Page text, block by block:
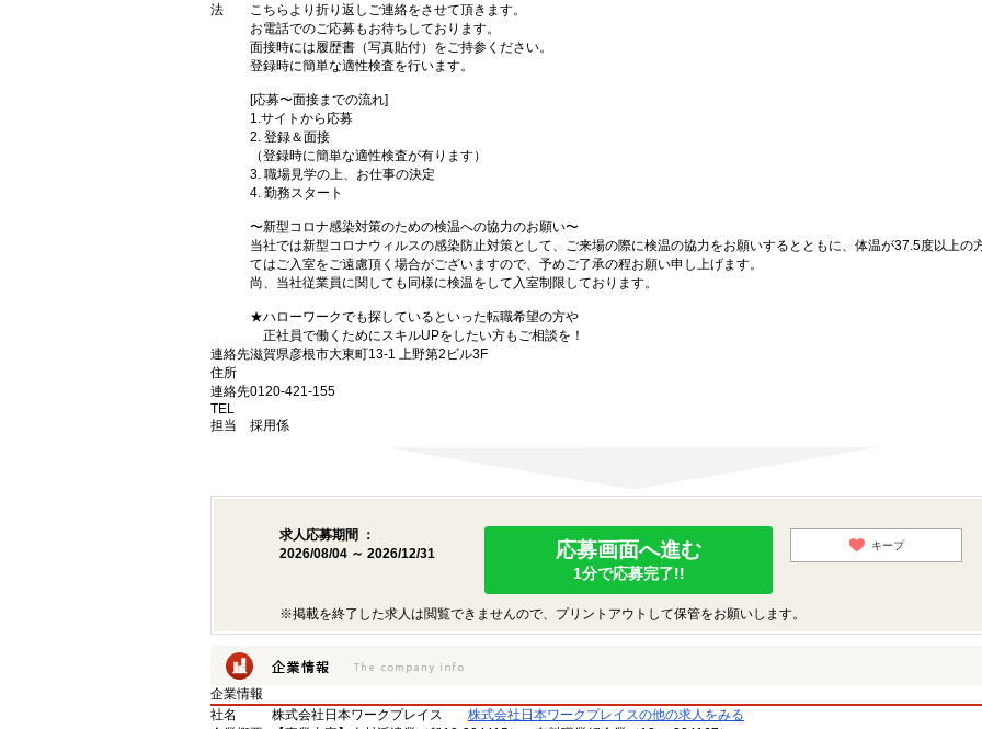
法
こちらより折り返しご連絡をさせて頂きます。
お電話でのご応募もお待ちしております。
面接時には履歴書（写真貼付）をご持参ください。
登録時に簡単な適性検査を行います。
[応募〜面接までの流れ]
1.サイトから応募
2. 登録＆面接
（登録時に簡単な適性検査が有ります）
3. 職場見学の上、お仕事の決定
4. 勤務スタート
〜新型コロナ感染対策のための検温への協力のお願い〜
当社では新型コロナウィルスの感染防止対策として、ご来場の際に検温の協力をお願いするとともに、体温が37.5度以上の
てはご入室をご遠慮頂く場合がございますので、予めご了承の程お願い申し上げます。
尚、当社従業員に関しても同様に検温をして入室制限しております。
★ハローワークでも探しているといった転職希望の方や
正社員で働くためにスキルUPをしたい方もご相談を！
連絡先
住所
滋賀県彦根市大東町13-1 上野第2ビル3F
連絡先
TEL
0120-421-155
担当 採用係
求人応募期間 ：
2026/08/04 ～ 2026/12/31
応募画面へ進む
1分で応募完了!!
キープ
※掲載を終了した求人は閲覧できませんので、プリントアウトして保管をお願いします。
企業情報
社名
株式会社日本ワークプレイス
株式会社日本ワークプレイスの他の求人をみる